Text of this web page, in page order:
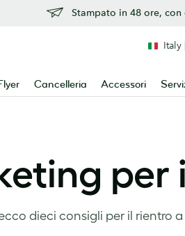
Stampato in 48 ore,
Cancelleria Accessori
Italy
per
dieci consigli per il rientro